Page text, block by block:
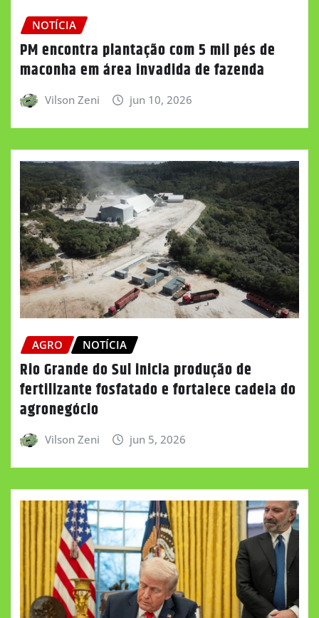
NOTÍCIA
PM encontra plantação com 5 mil pés de
maconha em área invadida de fazenda
Vilson Zeni jun 10, 2026
AGRO NOTÍCIA
Rio Grande do Sul inicia produção de
fertilizante fosfatado e fortalece cadeia do
agronegócio
Vilson Zeni jun 5, 2026